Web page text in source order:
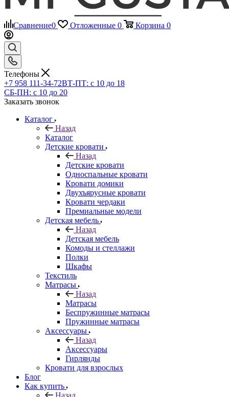
Сравнение0 Отложенные 0 Корзина 0
Телефоны
+7 958 111-34-72ВТ-ПТ: с 10 до 18
СБ-ПН: с 10 до 20
Заказать звонок
Каталог
Назад
Каталог
Детские кровати
Назад
Детские кровати
Односпальные кровати
Кровати домики
Двухъярусные кровати
Кровати чердаки
Премиальные модели
Детская мебель
Назад
Детская мебель
Комоды и стеллажи
Полки
Шкафы
Текстиль
Матрасы
Назад
Матрасы
Беспружинные матрасы
Пружинные матрасы
Аксессуары
Назад
Аксессуары
Гирлянды
Кровати для взрослых
Блог
Как купить
Назад